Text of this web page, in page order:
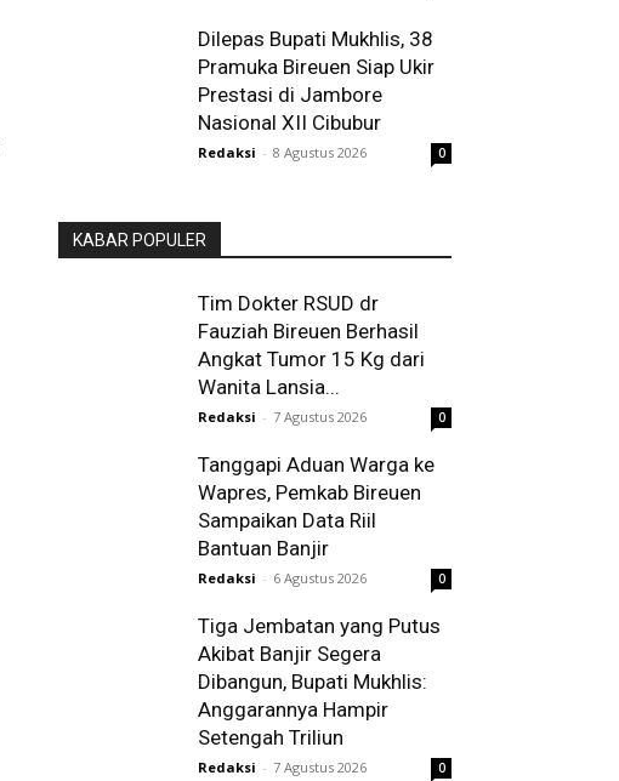
Dilepas Bupati Mukhlis, 38
Pramuka Bireuen Siap Ukir
Prestasi di Jambore
Nasional XII Cibubur
Redaksi - 8 Agustus 2026 0
KABAR POPULER
Tim Dokter RSUD dr
Fauziah Bireuen Berhasil
Angkat Tumor 15 Kg dari
Wanita Lansia...
Redaksi - 7 Agustus 2026 0
Tanggapi Aduan Warga ke
Wapres, Pemkab Bireuen
Sampaikan Data Riil
Bantuan Banjir
Redaksi - 6 Agustus 2026 0
Tiga Jembatan yang Putus
Akibat Banjir Segera
Dibangun, Bupati Mukhlis:
Anggarannya Hampir
Setengah Triliun
Redaksi - 7 Agustus 2026 0